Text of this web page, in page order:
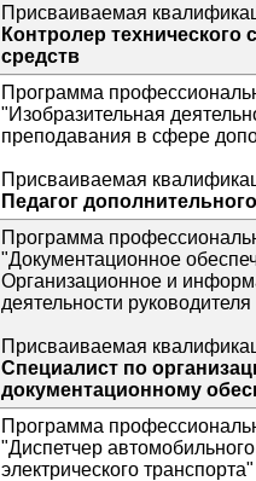
Присваиваемая
Контролер технического
средств
Программа
"Изобразительная
преподавания в сфере
Присваиваемая
Педагог
Программа
"Документационное
Организационное и
деятельности
Присваиваемая
Специалист по
документационному
Программа
"Диспетчер
электрического транспорта"